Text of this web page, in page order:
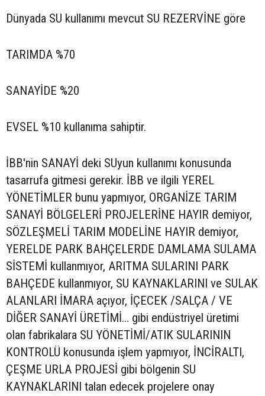
Dünyada SU kullanımı mevcut SU REZERVİNE göre
TARIMDA %70
SANAYİDE %20
EVSEL %10 kullanıma sahiptir.
İBB'nin SANAYİ deki SUyun kullanımı konusunda
tasarrufa gitmesi gerekir. İBB ve ilgili YEREL
YÖNETİMLER bunu yapmıyor, ORGANİZE TARIM
SANAYİ BÖLGELERİ PROJELERİNE HAYIR demiyor,
SÖZLEŞMELİ TARIM MODELİNE HAYIR demiyor,
YERELDE PARK BAHÇELERDE DAMLAMA SULAMA
SİSTEMİ kullanmıyor, ARITMA SULARINI PARK
BAHÇEDE kullanmıyor, SU KAYNAKLARINI ve SULAK
ALANLARI İMARA açıyor, İÇECEK /SALÇA / VE
DİĞER SANAYİ ÜRETİMİ... gibi endüstriyel üretimi
olan fabrikalara SU YÖNETİMİ/ATIK SULARININ
KONTROLÜ konusunda işlem yapmıyor, İNCİRALTI,
ÇEŞME URLA PROJESİ gibi bölgenin SU
KAYNAKLARINI talan edecek projelere onay